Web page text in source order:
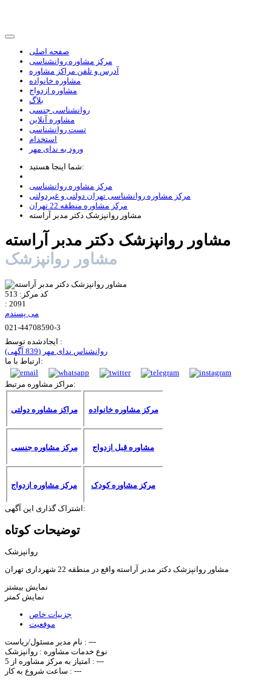
صفحه اصلی
مرکز مشاوره روانشناسی
آدرس و تلفن مراکز مشاوره
مشاوره خانواده
مشاوره ازدواج
بلاگ
روانشناسی جنسی
مشاوره آنلاین
تست روانشناسی
استخدام
ورود به ندای مهر
شما اینجا هستید:
مرکز مشاوره روانشناسی
مرکز مشاوره روانشناسی تهران دولتی و غیردولتی
مرکز مشاوره منطقه 22 تهران
مشاور روانپزشک دکتر مدبر آراسته
مشاور روانپزشک دکتر مدبر آراسته
مشاور روانپزشک
کد مرکز: 513
: 2091
می پسندم
021-44708590-3
ایجادشده توسط :
روانشناس ندای مهر (839 آگهی)
ارتباط با ما:
مراکز مشاوره مرتبط:
مراکز مشاوره دولتی مرکز مشاوره خانواده
مرکز مشاوره جنسی مشاوره قبل ازدواج
مرکز مشاوره ازدواج مرکز مشاوره کودک
اشتراک گذاری این آگهی:
توضیحات کوتاه
روانپزشک
مشاور روانپزشک دکتر مدبر آراسته واقع در منطقه 22 شهرداری تهران
نمایش بیشتر
نمایش کمتر
جزییات خاص
موقعیت
نام مدیر مسئول/ریاست : ---
نوع خدمات مشاوره : روانپزشک
امتیاز به مرکز مشاوره از 5 : ---
ساعت شروع به کار : ---